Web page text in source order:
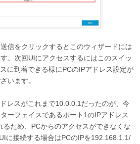
信をクリックするとこのウィザードには
。次回UIにアクセスするにはこのスイッ
に到着できる様にPCのIPアドレス設定が
います。
レスがこれまで10.0.0.1だったのが、今
ーフェイスであるポート1のIPアドレス
ため、PCからのアクセスができなくな
に接続する場合はPCのIPを192.168.1.1/